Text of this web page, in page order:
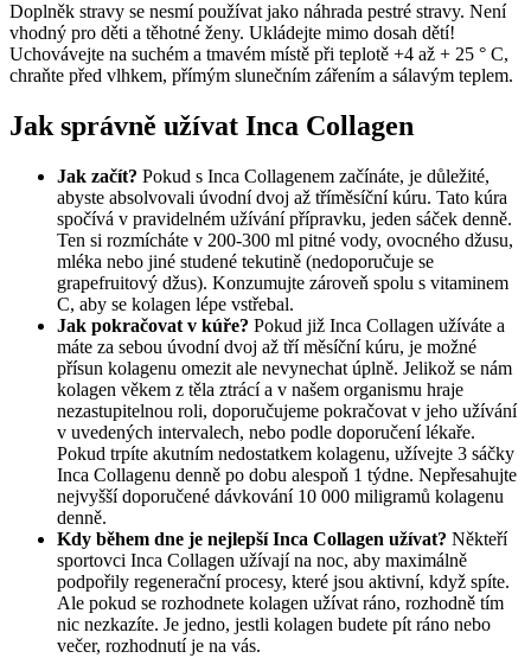
Doplněk stravy se nesmí používat jako náhrada pestré stravy. Není
vhodný pro děti a těhotné ženy. Ukládejte mimo dosah dětí!
Uchovávejte na suchém a tmavém místě při teplotě +4 až + 25 ° C,
chraňte před vlhkem, přímým slunečním zářením a sálavým teplem.
Jak správně užívat Inca Collagen
Jak začít? Pokud s Inca Collagenem začínáte, je důležité,
abyste absolvovali úvodní dvoj až tříměsíční kúru. Tato kúra
spočívá v pravidelném užívání přípravku, jeden sáček denně.
Ten si rozmícháte v 200-300 ml pitné vody, ovocného džusu,
mléka nebo jiné studené tekutině (nedoporučuje se
grapefruitový džus). Konzumujte zároveň spolu s vitaminem
C, aby se kolagen lépe vstřebal.
Jak pokračovat v kúře? Pokud již Inca Collagen užíváte a
máte za sebou úvodní dvoj až tří měsíční kúru, je možné
přísun kolagenu omezit ale nevynechat úplně. Jelikož se nám
kolagen věkem z těla ztrácí a v našem organismu hraje
nezastupitelnou roli, doporučujeme pokračovat v jeho užívání
v uvedených intervalech, nebo podle doporučení lékaře.
Pokud trpíte akutním nedostatkem kolagenu, užívejte 3 sáčky
Inca Collagenu denně po dobu alespoň 1 týdne. Nepřesahujte
nejvyšší doporučené dávkování 10 000 miligramů kolagenu
denně.
Kdy během dne je nejlepší Inca Collagen užívat? Někteří
sportovci Inca Collagen užívají na noc, aby maximálně
podpořily regenerační procesy, které jsou aktivní, když spíte.
Ale pokud se rozhodnete kolagen užívat ráno, rozhodně tím
nic nezkazíte. Je jedno, jestli kolagen budete pít ráno nebo
večer, rozhodnutí je na vás.